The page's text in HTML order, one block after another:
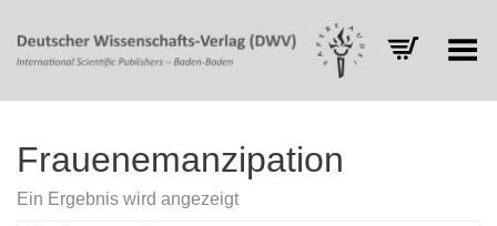
Toggle Menu
Frauenemanzipation
Ein Ergebnis wird angezeigt